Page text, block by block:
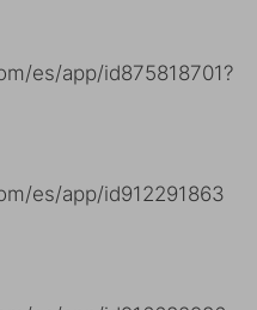
es/app/id875818701?
es/app/id912291863